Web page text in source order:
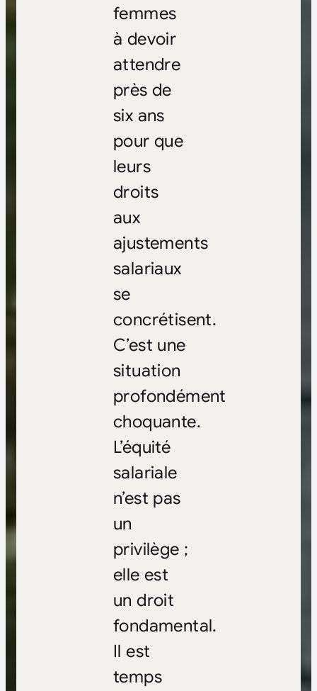
femmes
à devoir
attendre
près de
six ans
pour que
leurs
droits
aux
ajustements
salariaux
se
concrétisent.
C’est une
situation
profondément
choquante.
L’équité
salariale
n’est pas
un
privilège ;
elle est
un droit
fondamental.
Il est
temps